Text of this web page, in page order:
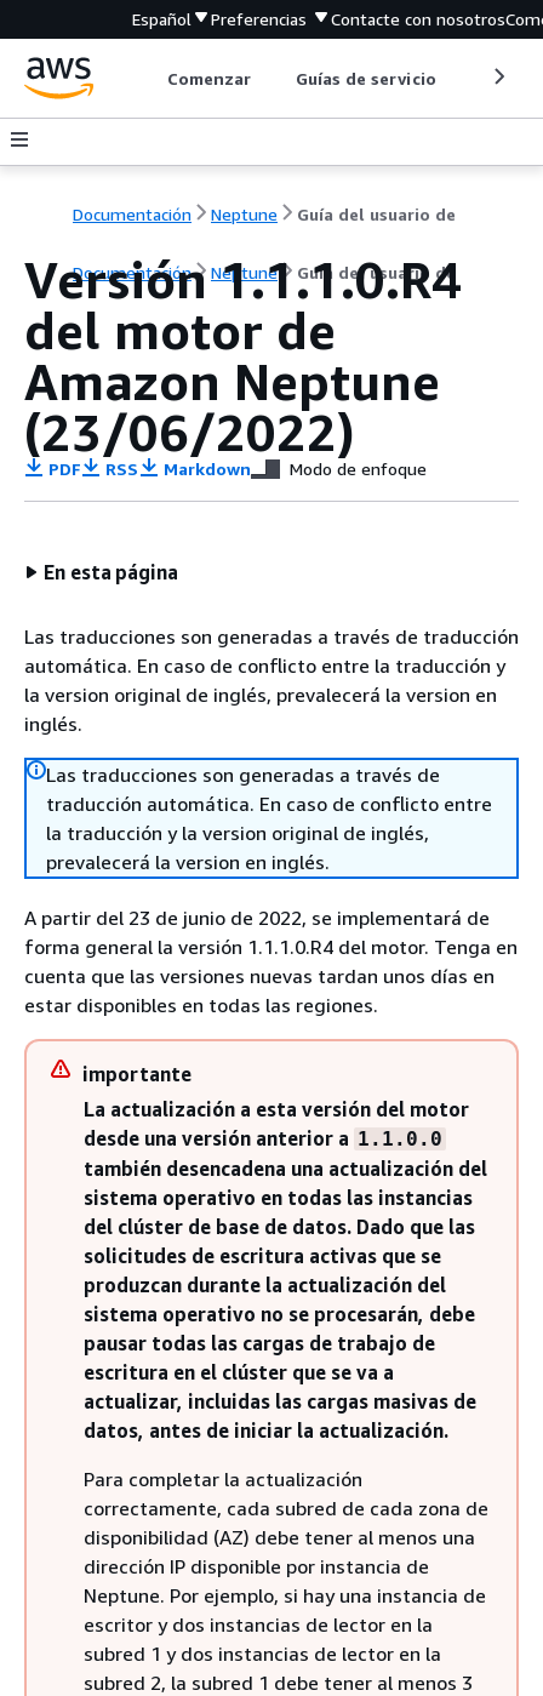
Español Preferencias Contacte con nosotros
Comenzar Guías de servicio
Documentación Neptune Guía del usuario de
Documentación Neptune Guía del usuario de
Versión 1.1.1.0.R4
del motor de
Amazon Neptune
(23/06/2022)
PDF RSS Markdown Modo de enfoque
En esta página
Las traducciones son generadas a través de traducción
automática. En caso de conflicto entre la traducción y
la version original de inglés, prevalecerá la version en
inglés.
Las traducciones son generadas a través de
traducción automática. En caso de conflicto entre
la traducción y la version original de inglés,
prevalecerá la version en inglés.
A partir del 23 de junio de 2022, se implementará de
forma general la versión 1.1.1.0.R4 del motor. Tenga en
cuenta que las versiones nuevas tardan unos días en
estar disponibles en todas las regiones.
importante
La actualización a esta versión del motor
desde una versión anterior a 1.1.0.0
también desencadena una actualización del
sistema operativo en todas las instancias
del clúster de base de datos. Dado que las
solicitudes de escritura activas que se
produzcan durante la actualización del
sistema operativo no se procesarán, debe
pausar todas las cargas de trabajo de
escritura en el clúster que se va a
actualizar, incluidas las cargas masivas de
datos, antes de iniciar la actualización.
Para completar la actualización
correctamente, cada subred de cada zona de
disponibilidad (AZ) debe tener al menos una
dirección IP disponible por instancia de
Neptune. Por ejemplo, si hay una instancia de
escritor y dos instancias de lector en la
subred 1 y dos instancias de lector en la
subred 2, la subred 1 debe tener al menos 3